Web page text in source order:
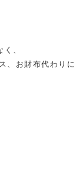
、
、お財布代わりに